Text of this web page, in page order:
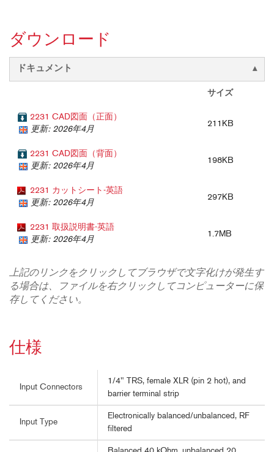
ダウンロード
ドキュメント
サイズ
2231 CAD図面（正面）
更新: 2026年4月
211KB
2231 CAD図面（背面）
更新: 2026年4月
198KB
2231 カットシート-英語
更新: 2026年4月
297KB
2231 取扱説明書-英語
更新: 2026年4月
1.7MB
上記のリンクをクリックしてブラウザで文字化けが発生す
る場合は、ファイルを右クリックしてコンピューターに保
存してください。
仕様
Input Connectors
1/4" TRS, female XLR (pin 2 hot), and
barrier terminal strip
Input Type
Electronically balanced/unbalanced, RF
filtered